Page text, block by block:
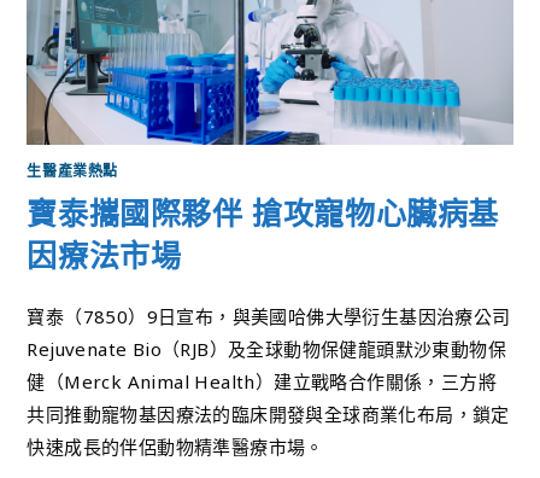
生醫產業熱點
寶泰攜國際夥伴 搶攻寵物心臟病基
因療法市場
寶泰（7850）9日宣布，與美國哈佛大學衍生基因治療公司
Rejuvenate Bio（RJB）及全球動物保健龍頭默沙東動物保
健（Merck Animal Health）建立戰略合作關係，三方將
共同推動寵物基因療法的臨床開發與全球商業化布局，鎖定
快速成長的伴侶動物精準醫療市場。